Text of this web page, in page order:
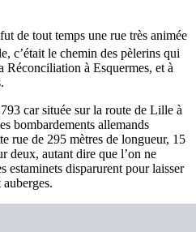
de tout temps une rue très animée
c’était le chemin des pèlerins qui
Réconciliation à Esquermes, et à
car située sur la route de Lille à
bombardements allemands
rue de 295 mètres de longueur, 15
deux, autant dire que l’on ne
estaminets disparurent pour laisser